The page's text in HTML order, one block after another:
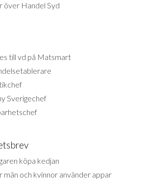
över Handel Syd
till vd på Matsmart
Sverigechef
köpa kedjan
män och kvinnor använder appar